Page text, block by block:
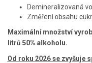
Demineralizovaná
Změření obsahu
Maximální množství
litrů 50% alkoholu.
Od roku 2026 se zvyšuje